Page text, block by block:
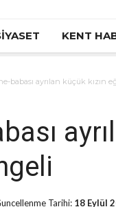
KENT
babası ayrılan küçük kızın
Tarihi: 18 Eylül